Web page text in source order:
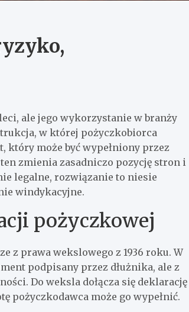
ale jego wykorzystanie w branży
w której pożyczkobiorca
który może być wypełniony przez
zmienia zasadniczo pozycję stron i
legalne, rozwiązanie to niesie
windykacyjne.
pożyczkowej
z prawa wekslowego z 1936 roku. W
podpisany przez dłużnika, ale z
Do weksla dołącza się deklarację
pożyczkodawca może go wypełnić.